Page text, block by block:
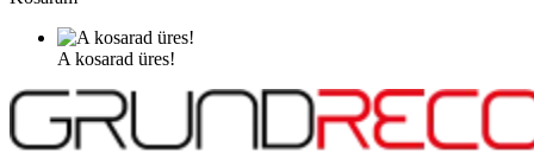
A kosarad üres!